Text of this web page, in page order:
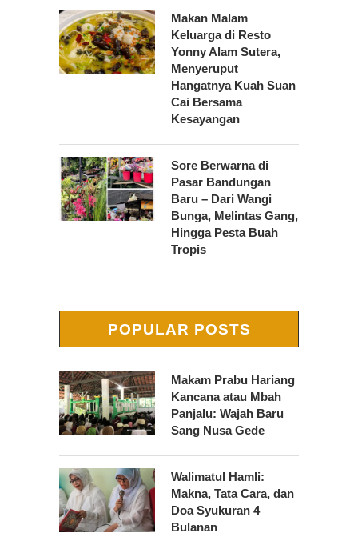
Makan Malam
Keluarga di Resto
Yonny Alam Sutera,
Menyeruput
Hangatnya Kuah Suan
Cai Bersama
Kesayangan
Sore Berwarna di
Pasar Bandungan
Baru – Dari Wangi
Bunga, Melintas Gang,
Hingga Pesta Buah
Tropis
POPULAR POSTS
Makam Prabu Hariang
Kancana atau Mbah
Panjalu: Wajah Baru
Sang Nusa Gede
Walimatul Hamli:
Makna, Tata Cara, dan
Doa Syukuran 4
Bulanan